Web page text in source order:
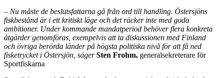
– Nu måste de beslutsfattarna gå från ord till handling. Östersjöns
fiskbestånd är i ett kritiskt läge och det räcker inte med goda
ambitioner. Under kommande mandatperiod behöver flera konkreta
åtgärder genomföras, exempelvis att ta diskussionen med Finland
och övriga berörda länder på högsta politiska nivå för att få ned
fisketrycket i Östersjön, sägerSten Frohm, generalsekreterare för
Sportfiskarna